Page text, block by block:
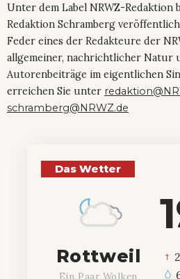
Unter dem Label NRWZ-Redaktion
Redaktion Schramberg
Feder eines der Redakteure der
allgemeiner, nachrichtlicher Natur
Autorenbeiträge im eigentlichen
erreichen Sie unter
schramberg@NRWZ.de
Das Wetter
Rottweil
Ein Paar Wolken